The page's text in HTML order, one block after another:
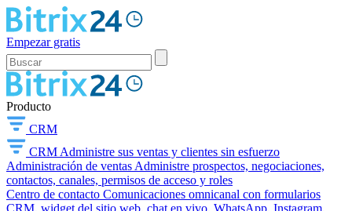
Empezar gratis
Producto
CRM
CRM Administre sus ventas y clientes sin esfuerzo
Administración de ventas Administre prospectos, negociaciones,
contactos, canales, permisos de acceso y roles
Centro de contacto Comunicaciones omnicanal con formularios
CRM, widget del sitio web, chat en vivo, WhatsApp, Instagram,